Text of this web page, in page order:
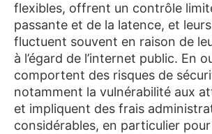
flexibles, offrent un contrôle
passante et de la latence, et
fluctuent souvent en raison de
à l’égard de l’internet public. En
comportent des risques de
notamment la vulnérabilité aux
et impliquent des frais
considérables, en particulier